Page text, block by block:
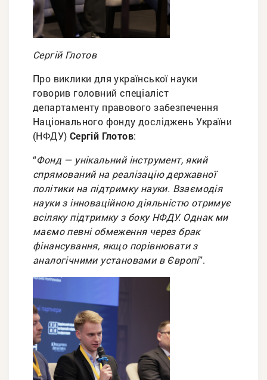
Сергій Глотов
Про виклики для української науки
говорив головний спеціаліст
департаменту правового забезпечення
Національного фонду досліджень України
(НФДУ) Сергій Глотов:
“Фонд — унікальний інструмент, який
спрямований на реалізацію державної
політики на підтримку науки. Взаємодія
науки з інноваційною діяльністю отримує
всіляку підтримку з боку НФДУ. Однак ми
маємо певні обмеження через брак
фінансування, якщо порівнювати з
аналогічними установами в Європі”.